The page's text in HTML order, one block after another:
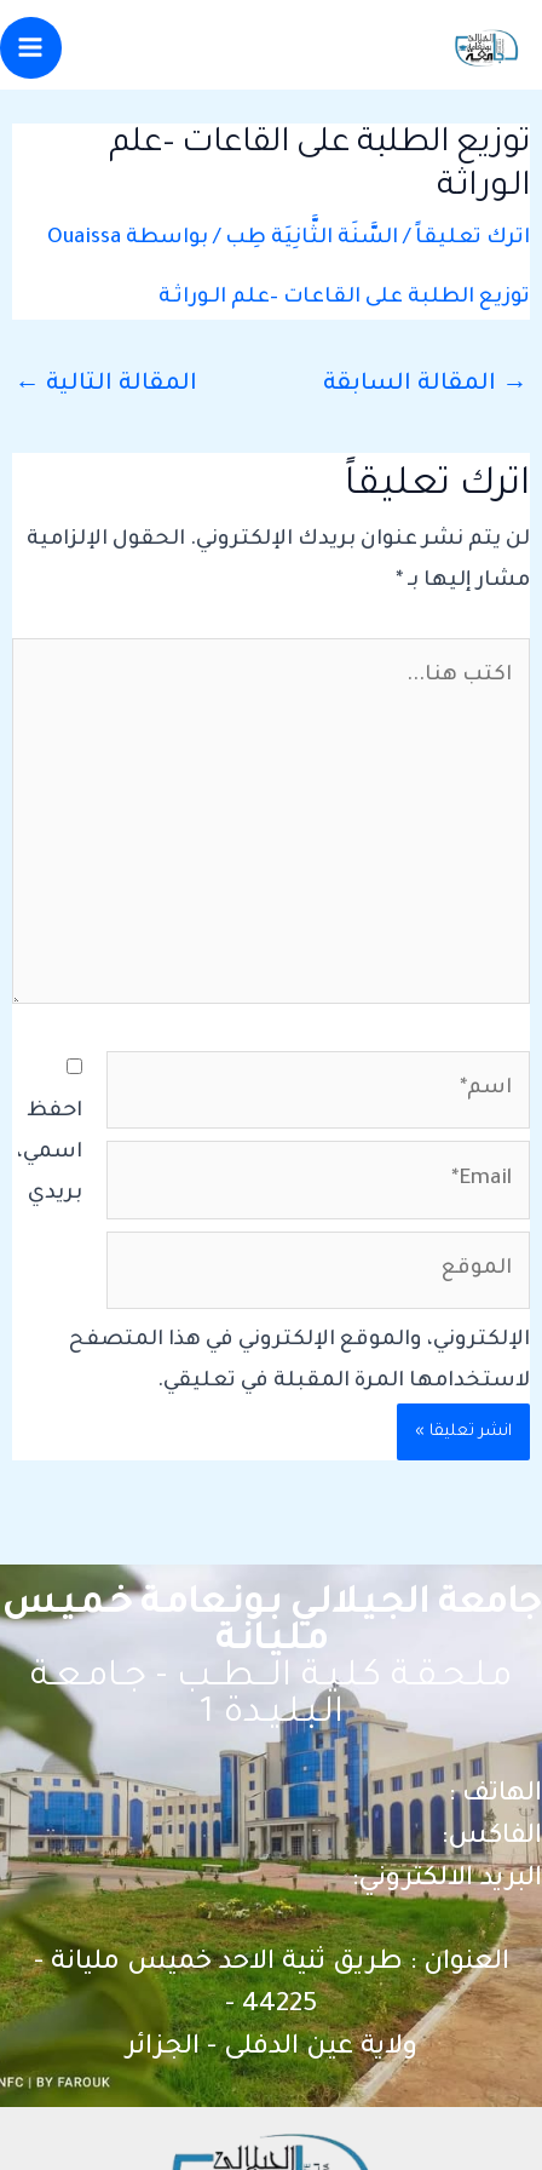
توزيع الطلبة على القاعات –علم
الـوراثـة
اترك تعليقاً /السَّنَة الثَّانِيَة طِب/ بواسطة Ouaissa
توزيع الطلبة على القاعات –علم الـوراثـة
navigation
→المقالة السابقة المقالة التالية←
اترك تعليقاً
لن يتم نشر عنوان بريدك الإلكتروني. الحقول الإلزامية
مشار إليها بـ*
احفظ
اسمي،
بريدي
الإلكتروني، والموقع الإلكتروني في هذا المتصفح
لاستخدامها المرة المقبلة في تعليقي.
الجـيـلالـي بـونـعامـة خـمـيـس
مـلـيـانـة
مـلـحـقـة كـلـيـة الـــطــب - جـامـعـة
الـبـلـيـدة 1
:
الالكتروني:
العنوان : طريق ثنية الاحد خميس مليانة -
44225 -
ولاية عين الدفلى - الجزائر